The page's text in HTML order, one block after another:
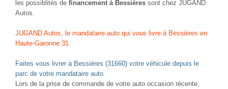
les possiblités de financement à Bessières sont chez JUGAND
Autos.
JUGAND Autos, le mandataire auto qui vous livre à Bessières en
Haute-Garonne 31
Faites vous livrer à Bessières (31660) votre véhicule depuis le
parc de votre mandataire auto
Lors de la prise de commande de votre auto occasion récente,